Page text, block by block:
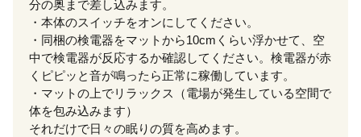
分の奥まで差し込みます。
・本体のスイッチをオンにしてください。
・同梱の検電器をマットから10cmくらい浮かせて、空
中で検電器が反応するか確認してください。検電器が赤
くピピッと音が鳴ったら正常に稼働しています。
・マットの上でリラックス（電場が発生している空間で
体を包み込みます）
それだけで日々の眠りの質を高めます。